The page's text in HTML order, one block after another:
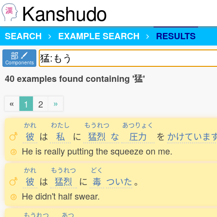
Kanshudo
SEARCH EXAMPLE SEARCH RESULTS
部
Components
40 examples found containing '猛'
«
1 2 »
かれ
彼 は
わたし
私 に
もうれつ
猛烈 な
あつりょく
圧力 を かけていま
He is really putting the squeeze on me.
かれ
彼 は
もうれつ
猛烈 に
どく
毒 ついた。
He didn't half swear.
もうれつ あつ